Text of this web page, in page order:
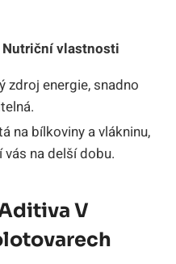
Nutriční vlastnosti
zdroj energie, snadno
na bílkoviny a vlákninu,
vás na delší dobu.
V